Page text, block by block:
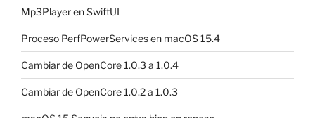
Mp3Player en SwiftUI
Proceso PerfPowerServices en macOS 15.4
Cambiar de OpenCore 1.0.3 a 1.0.4
Cambiar de OpenCore 1.0.2 a 1.0.3